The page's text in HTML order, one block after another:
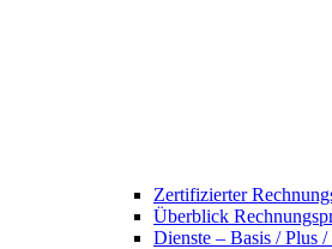
Zertifizierter
Überblick
Dienste – Basis / Plus /